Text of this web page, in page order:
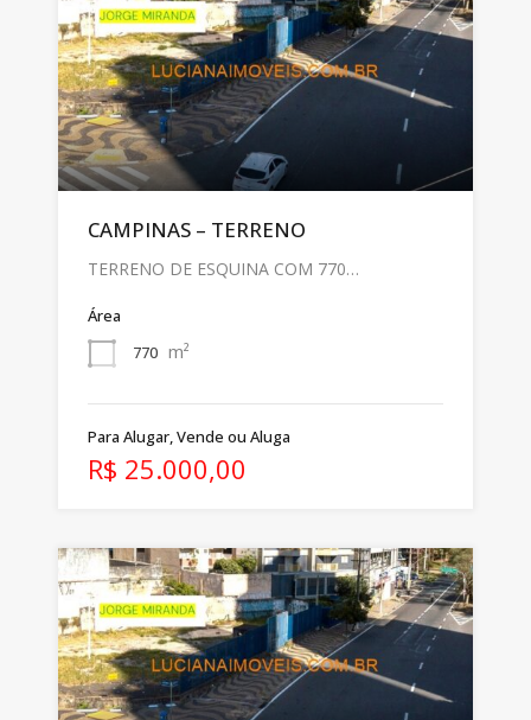
CAMPINAS – TERRENO
TERRENO DE ESQUINA COM 770…
Área
770 m²
Para Alugar, Vende ou Aluga
R$ 25.000,00